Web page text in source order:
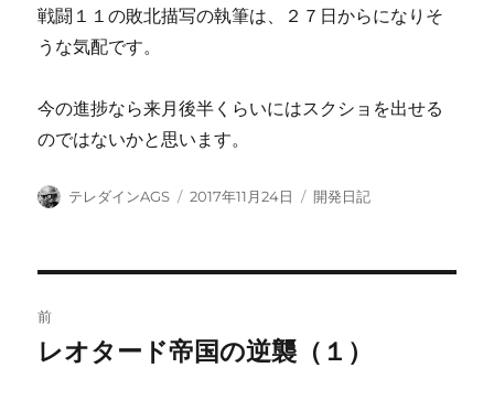
戦闘１１の敗北描写の執筆は、２７日からになりそ
うな気配です。
今の進捗なら来月後半くらいにはスクショを出せる
のではないかと思います。
投
テレダインAGS
投
2017年11月24日
カ
開発日記
稿
前
前
レオタード帝国の逆襲（１）